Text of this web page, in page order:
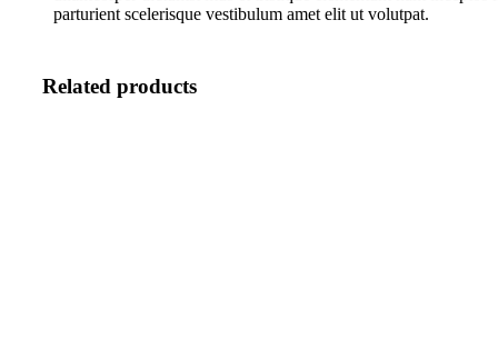
parturient scelerisque vestibulum amet elit ut volutpat.
Related products